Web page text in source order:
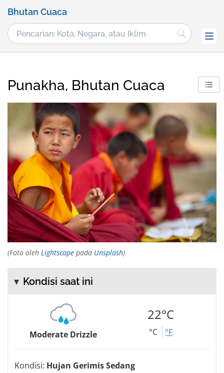
Bhutan Cuaca
Punakha, Bhutan Cuaca
(Foto oleh Lightscape pada Unsplash)
Kondisi saat ini
Moderate Drizzle
22°C
°C °F
Kondisi: Hujan Gerimis Sedang